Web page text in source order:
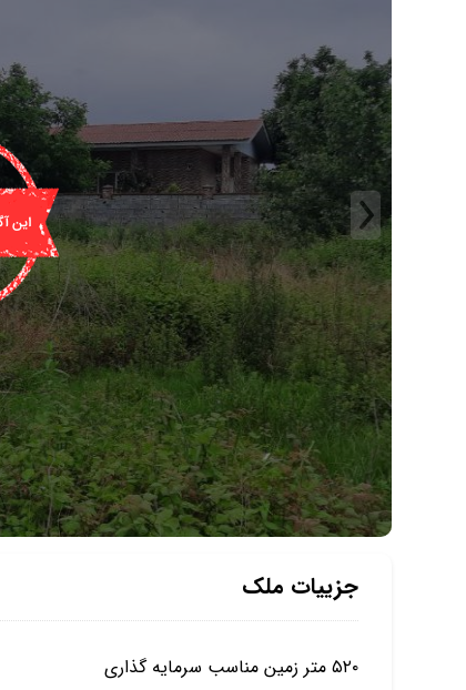
جزییات ملک
۵۲۰ متر زمین مناسب سرمایه گذاری